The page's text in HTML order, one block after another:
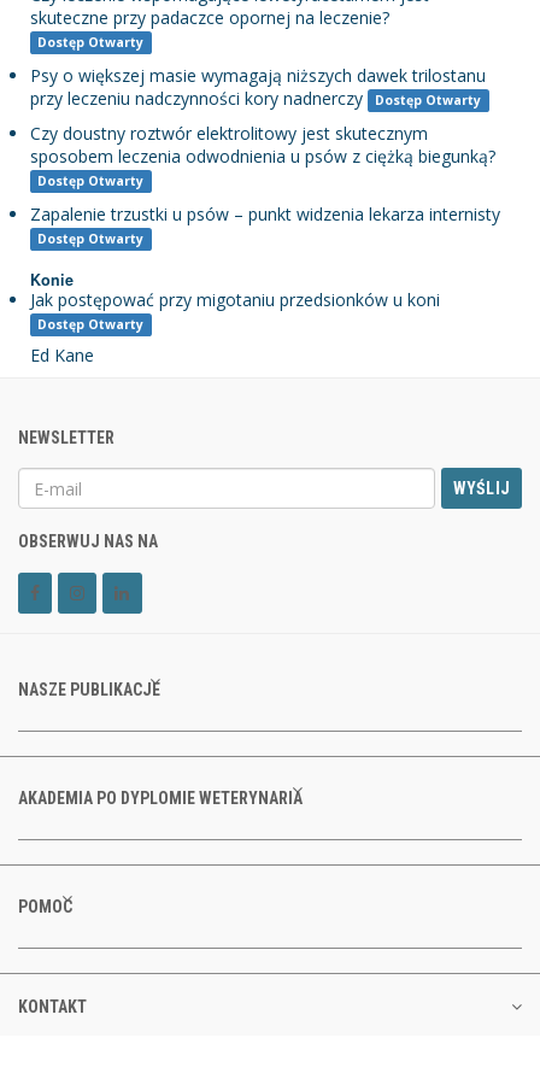
skuteczne przy padaczce opornej na leczenie?
Dostęp Otwarty
Psy o większej masie wymagają niższych dawek trilostanu
przy leczeniu nadczynności kory nadnerczy
Dostęp Otwarty
Czy doustny roztwór elektrolitowy jest skutecznym
sposobem leczenia odwodnienia u psów z ciężką biegunką?
Dostęp Otwarty
Zapalenie trzustki u psów – punkt widzenia lekarza internisty
Dostęp Otwarty
Konie
Jak postępować przy migotaniu przedsionków u koni
Dostęp Otwarty
Ed Kane
NEWSLETTER
WYŚLIJ
OBSERWUJ NAS NA
NASZE PUBLIKACJE
AKADEMIA PO DYPLOMIE WETERYNARIA
POMOC
KONTAKT